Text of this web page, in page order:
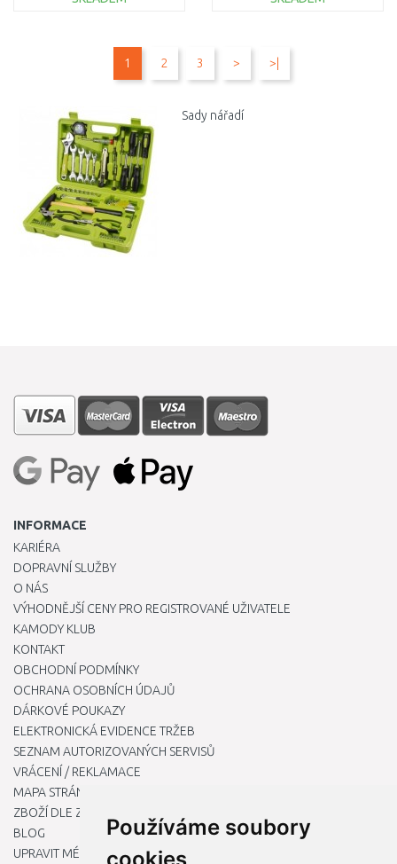
Používáme soubory
Porovnat1 2 3 > >|
Sady nářadí
INFORMACE
KARIÉRA
DOPRAVNÍ SLUŽBY
O NÁS
VÝHODNĚJŠÍ CENY PRO REGISTROVANÉ UŽIVATELE
KAMODY KLUB
KONTAKT
OBCHODNÍ PODMÍNKY
OCHRANA OSOBNÍCH ÚDAJŮ
DÁRKOVÉ POUKAZY
ELEKTRONICKÁ EVIDENCE TRŽEB
SEZNAM AUTORIZOVANÝCH SERVISŮ
VRÁCENÍ / REKLAMACE
MAPA STRÁNKY
ZBOŽÍ DLE ZNAČEK
BLOG
UPRAVIT MÉ PŘEDVOLBY COOKIES